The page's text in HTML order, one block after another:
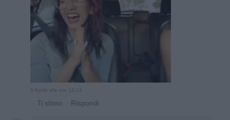
6 Aprile alle ore 12:14
· Ti stimo · Rispondi